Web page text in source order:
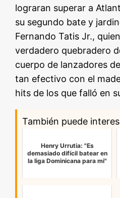
lograran superar a
su segundo bate y
Fernando Tatis Jr.,
verdadero quebradero
cuerpo de lanzadores
tan efectivo con el
hits de los que falló en
También puede
Henry Urrutia: "Es
demasiado difícil batear en
la liga Dominicana para mi"